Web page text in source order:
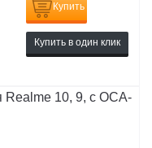
Купить
Купить в один клик
Realme 10, 9, с ОСА-